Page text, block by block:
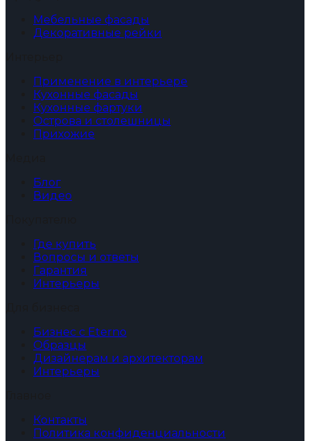
Мебельные фасады
Декоративные рейки
Применение в интерьере
Кухонные фасады
Кухонные фартуки
Острова и столешницы
Прихожие
Блог
Видео
Где купить
Вопросы и ответы
Гарантия
Интерьеры
Бизнес с Eterno
Образцы
Дизайнерам и архитекторам
Интерьеры
Контакты
Политика конфиденциальности